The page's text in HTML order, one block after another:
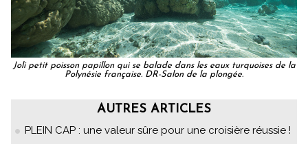
Joli petit poisson papillon qui se balade dans les eaux turquoises de la
Polynésie française. DR-Salon de la plongée.
AUTRES ARTICLES
PLEIN CAP : une valeur sûre pour une croisière réussie !